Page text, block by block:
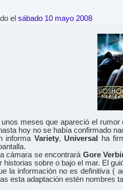
el sábado 10 mayo 2008
unos meses que apareció el
hoy no se había confirmado
informa Variety, Universal ha
cámara se encontrará Gore
historias sobre o bajo el mar. El
la información no es definitiva (
esta adaptación estén nombres